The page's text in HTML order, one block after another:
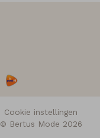
Cookie instellingen
© Bertus Mode 2026